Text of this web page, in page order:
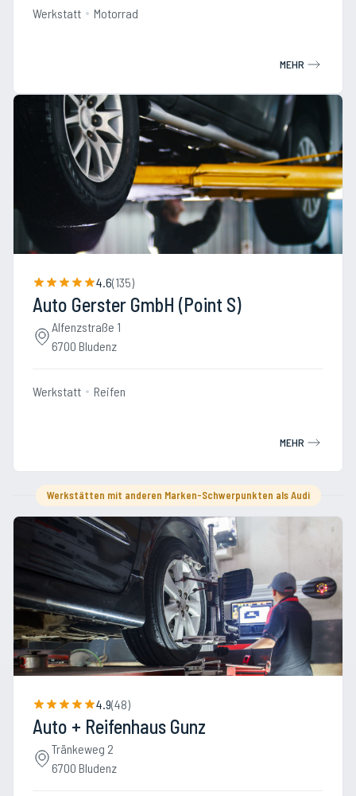
Werkstatt Motorrad
MEHR
4.6(135)
Auto Gerster GmbH (Point S)
Alfenzstraße 1
6700 Bludenz
Werkstatt Reifen
MEHR
Werkstätten mit anderen Marken-Schwerpunkten als Audi
4.9(48)
Auto + Reifenhaus Gunz
Tränkeweg 2
6700 Bludenz